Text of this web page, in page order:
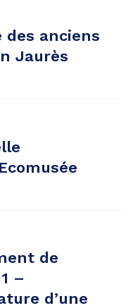
des anciens
Jaurès
de
–
d’une